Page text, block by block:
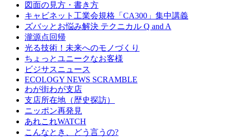
図面の見方・書き方
キャビネット工業会規格「CA300」集中講義
ズバッとお悩み解決 テクニカル Q and A
瀧源点回帰
光る技術！未来へのモノづくり
ちょっとユニークなお客様
ビジサスニュース
ECOLOGY NEWS SCRAMBLE
わが街わが支店
支店所在地（歴史探訪）
ニッポン再発見
あれこれWATCH
こんなとき、どう言うの?